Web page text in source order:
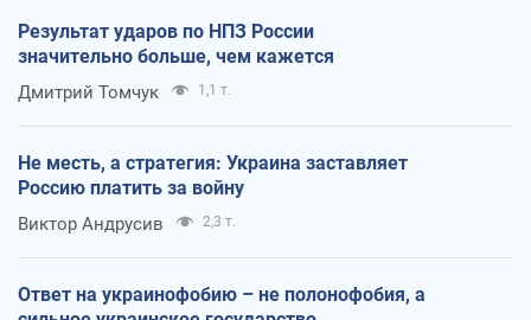
Результат ударов по НПЗ России
значительно больше, чем кажется
Дмитрий Томчук 1,1 т.
Не месть, а стратегия: Украина заставляет
Россию платить за войну
Виктор Андрусив 2,3 т.
Ответ на украинофобию – не полонофобия, а